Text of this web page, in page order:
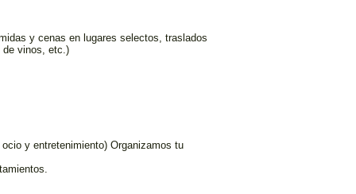
y cenas en lugares selectos, traslados
de vinos, etc.)
y entretenimiento) Organizamos tu